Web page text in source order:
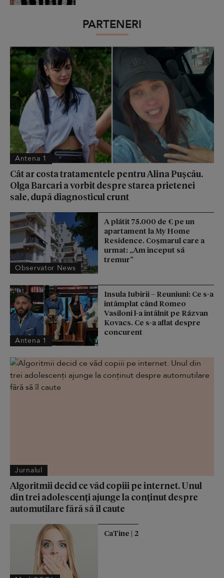
PARTENERI
Antena 1
Cât ar costa tratamentele pentru Alina Pușcău.
Olga Barcari a vorbit despre starea prietenei
sale, după diagnosticul crunt
Observator News
A plătit 75.000 de € pe un
apartament la My Home
Residence. Coşmarul care a
urmat: „Am început să
tremur”
Antena 1
Insula Iubirii – Reuniuni: Ce s-a
întâmplat când Romeo
Vasiloni l-a întâlnit pe Răzvan
Kovacs. Ce s-a aflat despre
concurent
Jurnalul
Algoritmii decid ce văd copiii pe internet. Unul
din trei adolescenți ajunge la conținut despre
automutilare fără să îl caute
CaTine | 2